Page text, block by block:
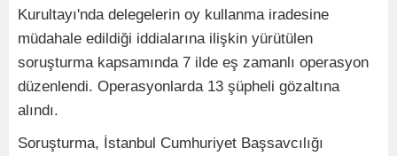
Kurultayı'nda delegelerin oy kullanma iradesine
müdahale edildiği iddialarına ilişkin yürütülen
soruşturma kapsamında 7 ilde eş zamanlı operasyon
düzenlendi. Operasyonlarda 13 şüpheli gözaltına
alındı.
Soruşturma, İstanbul Cumhuriyet Başsavcılığı